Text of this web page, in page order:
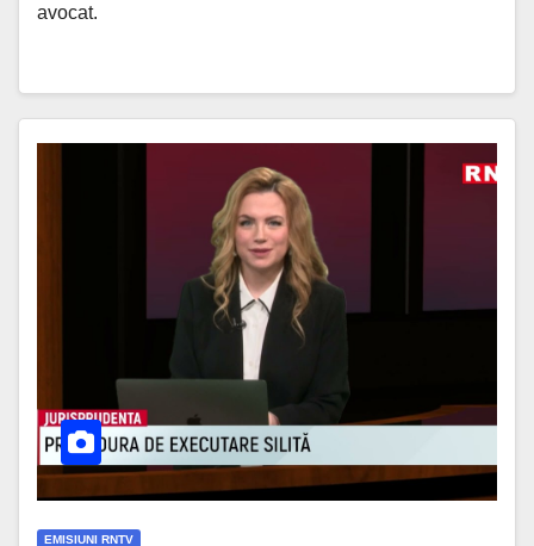
avocat.
EMISIUNI RNTV